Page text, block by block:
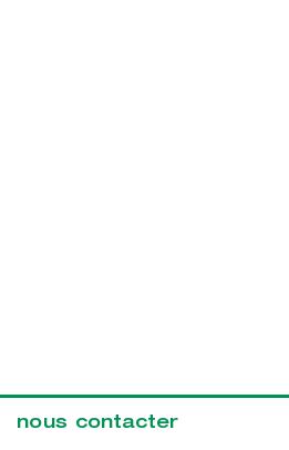
nous contacter